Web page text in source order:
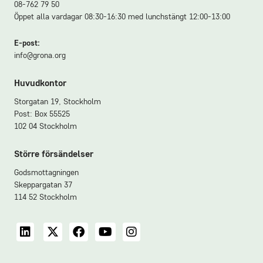
08-762 79 50
Öppet alla vardagar 08:30-16:30 med lunchstängt 12:00-13:00
E-post:
info@grona.org
Huvudkontor
Storgatan 19, Stockholm
Post: Box 55525
102 04 Stockholm
Större försändelser
Godsmottagningen
Skeppargatan 37
114 52 Stockholm
LinkedIn
X Facebook
YouTubeInstagram